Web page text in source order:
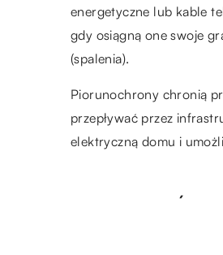
energetyczne lub kable
gdy osiągną one swoje
(spalenia).
Piorunochrony chronią
przepływać przez
elektryczną domu i
ZOBACZ